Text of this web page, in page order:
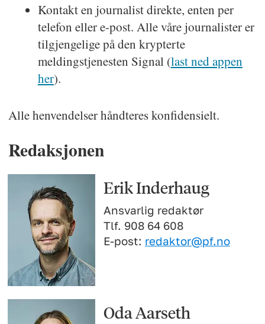
Kontakt en journalist direkte, enten per
telefon eller e-post. Alle våre journalister er
tilgjengelige på den krypterte
meldingstjenesten Signal (last ned appen
her).
Alle henvendelser håndteres konfidensielt.
Redaksjonen
Erik Inderhaug
Ansvarlig redaktør
Tlf. 908 64 608
E-post: redaktor@pf.no
Oda Aarseth